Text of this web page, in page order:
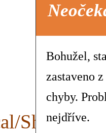
Show
Bohužel,
zastaveno
chyby.
nejdříve.